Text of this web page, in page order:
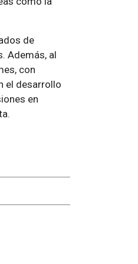
de
Además, al
con
el desarrollo
en